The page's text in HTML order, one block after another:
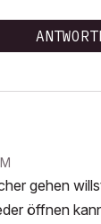
gehen
öffnen